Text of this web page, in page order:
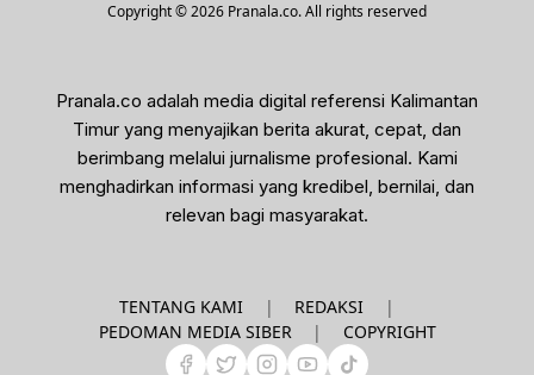
Copyright © 2026 Pranala.co. All rights reserved
Pranala.co adalah media digital referensi Kalimantan
Timur yang menyajikan berita akurat, cepat, dan
berimbang melalui jurnalisme profesional. Kami
menghadirkan informasi yang kredibel, bernilai, dan
relevan bagi masyarakat.
TENTANG KAMI | REDAKSI
|
PEDOMAN MEDIA SIBER
| COPYRIGHT